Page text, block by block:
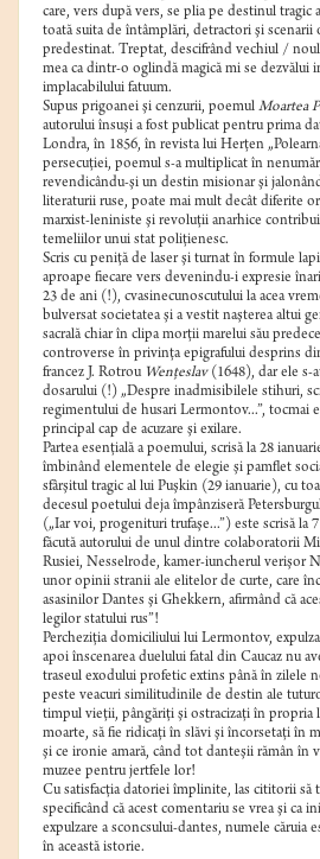
care, vers după vers, se plia pe destinul tragic
toată suita de întâmplări, detractori şi scenarii
predestinat. Treptat, descifrând vechiul /
mea ca dintr-o oglindă magică mi se dezvălui
implacabilului fatuum.
Supus prigoanei şi cenzurii, poemul Moartea
autorului însuşi a fost publicat pentru prima
Londra, în 1856, în revista lui Herţen
persecuţiei, poemul s-a multiplicat în
revendicându-şi un destin misionar şi
literaturii ruse, poate mai mult decât diferite
marxist-leniniste şi revoluţii anarhice
temeliilor unui stat poliţienesc.
Scris cu peniţă de laser şi turnat în formule
aproape fiecare vers devenindu-i expresie
23 de ani (!), cvasinecunoscutului la acea
bulversat societatea şi a vestit naşterea altui
sacrală chiar în clipa morţii marelui său
controverse în privinţa epigrafului desprins
francez J. Rotrou Wenţeslav(1648), dar ele s-
dosarului (!) „Despre inadmisibilele stihuri,
regimentului de husari Lermontov...”, tocmai
principal cap de acuzare şi exilare.
Partea esenţială a poemului, scrisă la 28
îmbinând elementele de elegie şi pamflet
sfârşitul tragic al lui Puşkin (29 ianuarie), cu
decesul poetului deja împânziseră
(„Iar voi, progenituri trufaşe...”) este scrisă la
făcută autorului de unul dintre colaboratorii
Rusiei, Nesselrode, kamer-iuncherul verişor
unor opinii stranii ale elitelor de curte, care
asasinilor Dantes şi Ghekkern, afirmând că
legilor statului rus”!
Percheziţia domiciliului lui Lermontov,
apoi înscenarea duelului fatal din Caucaz nu
traseul exodului profetic extins până în zilele
peste veacuri similitudinile de destin ale
timpul vieţii, pângăriţi şi ostracizaţi în propria
moarte, să fie ridicaţi în slăvi şi încorsetaţi în
şi ce ironie amară, când tot danteşii rămân în
muzee pentru jertfele lor!
Cu satisfacţia datoriei împlinite, las cititorii să
specificând că acest comentariu se vrea şi ca
expulzare a sconcsului-dantes, numele căruia
în această istorie.